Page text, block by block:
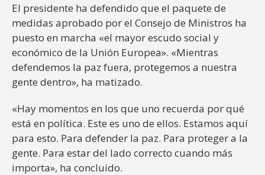
El presidente ha defendido que el paquete de
medidas aprobado por el Consejo de Ministros ha
puesto en marcha «el mayor escudo social y
económico de la Unión Europea». «Mientras
defendemos la paz fuera, protegemos a nuestra
gente dentro», ha matizado.
«Hay momentos en los que uno recuerda por qué
está en política. Este es uno de ellos. Estamos aquí
para esto. Para defender la paz. Para proteger a la
gente. Para estar del lado correcto cuando más
importa», ha concluido.